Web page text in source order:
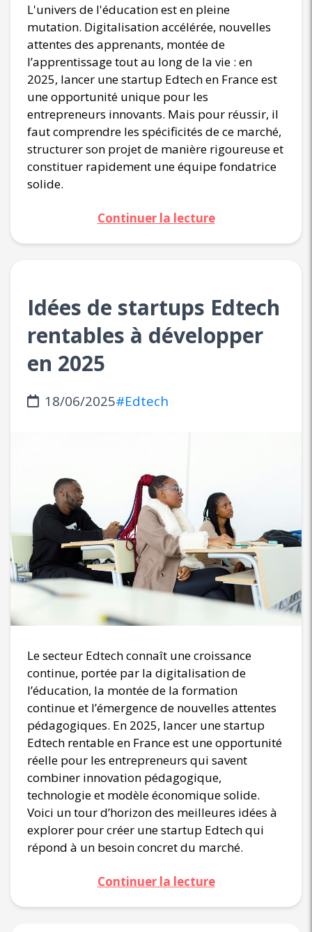
L'univers de l'éducation est en pleine
mutation. Digitalisation accélérée, nouvelles
attentes des apprenants, montée de
l’apprentissage tout au long de la vie : en
2025, lancer une startup Edtech en France est
une opportunité unique pour les
entrepreneurs innovants. Mais pour réussir, il
faut comprendre les spécificités de ce marché,
structurer son projet de manière rigoureuse et
constituer rapidement une équipe fondatrice
solide.
Continuer la lecture
Idées de startups Edtech
rentables à développer
en 2025
18/06/2025#Edtech
Le secteur Edtech connaît une croissance
continue, portée par la digitalisation de
l’éducation, la montée de la formation
continue et l’émergence de nouvelles attentes
pédagogiques. En 2025, lancer une startup
Edtech rentable en France est une opportunité
réelle pour les entrepreneurs qui savent
combiner innovation pédagogique,
technologie et modèle économique solide.
Voici un tour d’horizon des meilleures idées à
explorer pour créer une startup Edtech qui
répond à un besoin concret du marché.
Continuer la lecture